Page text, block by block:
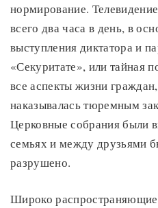
нормирование.
всего два часа в день, в
выступления диктатора и
«Секуритате», или тайная
все аспекты жизни
наказывалась тюремным
Церковные собрания были
семьях и между друзьями
разрушено.
Широко